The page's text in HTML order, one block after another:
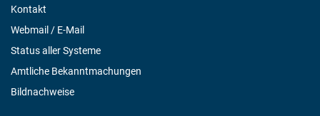
Kontakt
Webmail / E-Mail
Status aller Systeme
Amtliche Bekanntmachungen
Bildnachweise